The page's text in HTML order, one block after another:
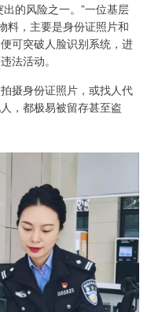
的风险之一。”一位基层
料，主要是身份证照片和
可突破人脸识别系统，进
法活动。
摄身份证照片，或找人代
，都极易被留存甚至盗